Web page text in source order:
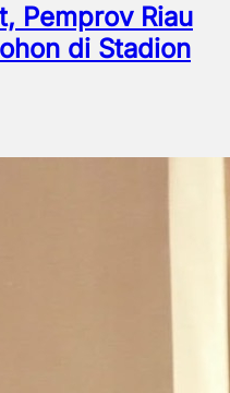
Pemprov Riau
di Stadion